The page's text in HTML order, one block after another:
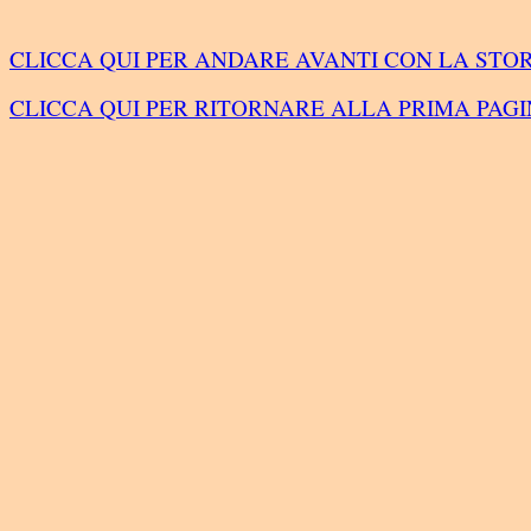
CLICCA QUI PER ANDARE AVANTI CON LA
CLICCA QUI PER RITORNARE ALLA PRIMA